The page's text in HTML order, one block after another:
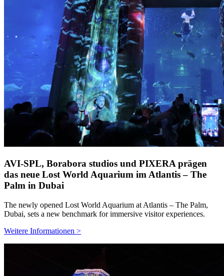
AVI-SPL, Borabora studios und PIXERA prägen
das neue Lost World Aquarium im Atlantis – The
Palm in Dubai
The newly opened Lost World Aquarium at Atlantis – The Palm,
Dubai, sets a new benchmark for immersive visitor experiences.
Weitere Informationen >